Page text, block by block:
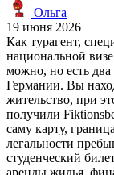
Ольга
19 июня 2026
Как турагент,
национальной
можно, но есть
Германии. Вы
жительство, при
получили
саму карту,
легальности
студенческий
аренды жилья,